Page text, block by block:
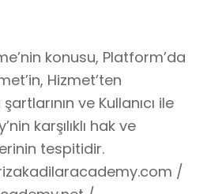
konusu, Platform’da
Hizmet’ten
ve Kullanıcı ile
karşılıklı hak ve
tespitidir.
rizakadilaracademy.com /